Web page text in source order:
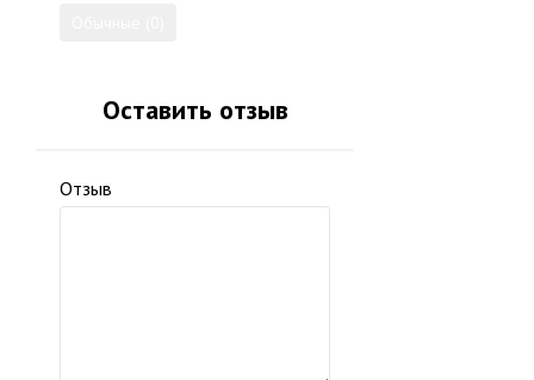
Оставить отзыв
Отзыв